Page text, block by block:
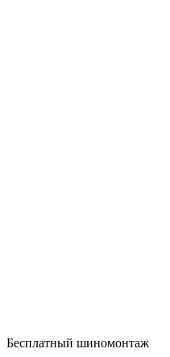
Бесплатный шиномонтаж